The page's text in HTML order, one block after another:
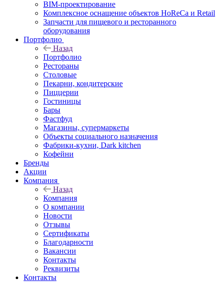
BIM-проектирование
Комплексное оснащение объектов HoReCa и Retail
Запчасти для пищевого и ресторанного
оборудования
Портфолио
Назад
Портфолио
Рестораны
Столовые
Пекарни, кондитерские
Пиццерии
Гостиницы
Бары
Фастфуд
Магазины, супермаркеты
Объекты социального назначения
Фабрики-кухни, Dark kitchen
Кофейни
Бренды
Акции
Компания
Назад
Компания
О компании
Новости
Отзывы
Сертификаты
Благодарности
Вакансии
Контакты
Реквизиты
Контакты